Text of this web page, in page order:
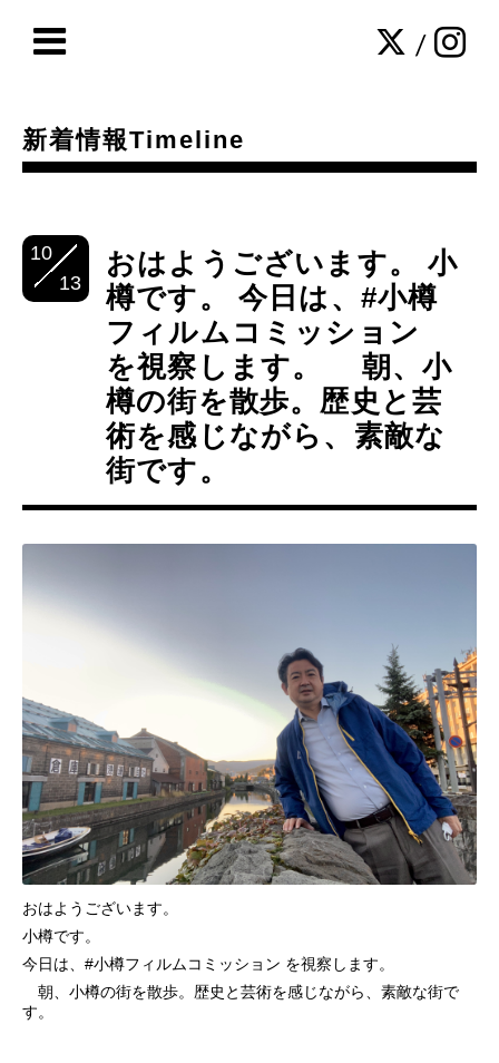
/
新着情報Timeline
10
13
おはようございます。 小
樽です。 今日は、#小樽
フィルムコミッション
を視察します。 朝、小
樽の街を散歩。歴史と芸
術を感じながら、素敵な
街です。
おはようございます。
小樽です。
今日は、#小樽フィルムコミッション を視察します。
朝、小樽の街を散歩。歴史と芸術を感じながら、素敵な街で
す。